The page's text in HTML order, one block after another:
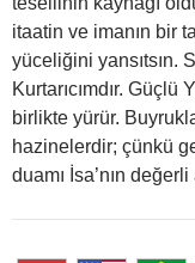
itaatin ve imanın bir
yüceliğini yansıtsın.
Kurtarıcımdır.
birlikte yürür.
hazinelerdir; çünkü
duamı İsa’nın